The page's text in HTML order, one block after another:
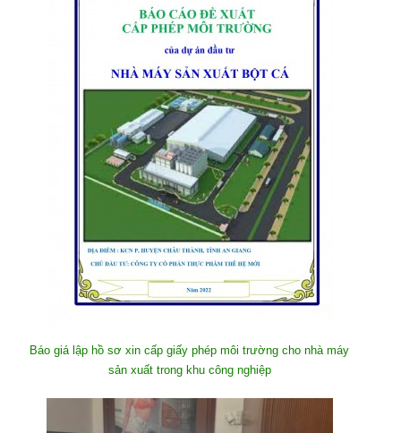
Báo giá lập hồ sơ xin cấp giấy phép môi trường cho nhà máy
sản xuất trong khu công nghiệp